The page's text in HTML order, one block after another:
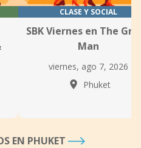
CLASE Y SOCIAL
SBK Viernes en The
Man
viernes, ago 7, 2026
Phuket
EN PHUKET